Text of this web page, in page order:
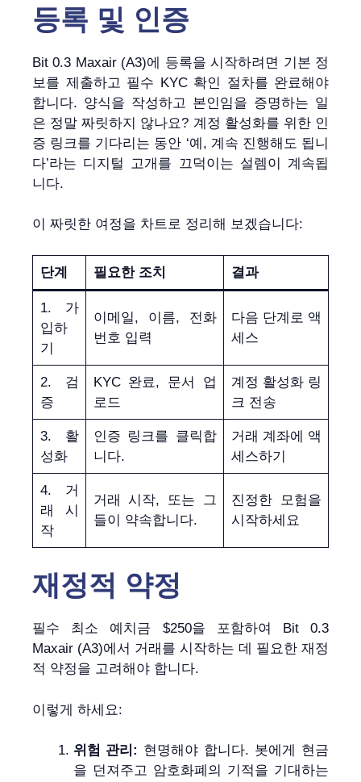
등록 및 인증
Bit 0.3 Maxair (A3)에 등록을 시작하려면 기본 정
보를 제출하고 필수 KYC 확인 절차를 완료해야
합니다. 양식을 작성하고 본인임을 증명하는 일
은 정말 짜릿하지 않나요? 계정 활성화를 위한 인
증 링크를 기다리는 동안 ‘예, 계속 진행해도 됩니
다’라는 디지털 고개를 끄덕이는 설렘이 계속됩
니다.
이 짜릿한 여정을 차트로 정리해 보겠습니다:
단계 필요한 조치 결과
1. 가
입하
기
이메일, 이름, 전화
번호 입력
다음 단계로 액
세스
2. 검
증
KYC 완료, 문서 업
로드
계정 활성화 링
크 전송
3. 활
성화
인증 링크를 클릭합
니다.
거래 계좌에 액
세스하기
4. 거
래 시
작
거래 시작, 또는 그
들이 약속합니다.
진정한 모험을
시작하세요
재정적 약정
필수 최소 예치금 $250을 포함하여 Bit 0.3
Maxair (A3)에서 거래를 시작하는 데 필요한 재정
적 약정을 고려해야 합니다.
이렇게 하세요:
위험 관리: 현명해야 합니다. 봇에게 현금
을 던져주고 암호화폐의 기적을 기대하는